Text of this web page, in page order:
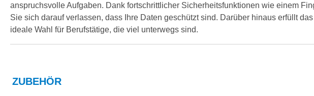
anspruchsvolle Aufgaben. Dank fortschrittlicher Sicherheitsfunktionen wie einem
Sie sich darauf verlassen, dass Ihre Daten geschützt sind. Darüber hinaus erfüllt
ideale Wahl für Berufstätige, die viel unterwegs sind.
ZUBEHÖR